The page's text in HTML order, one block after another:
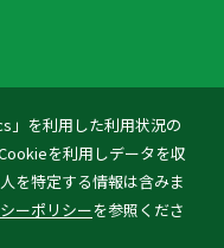
」を利用した利用状況の
を利用しデータを収
を特定する情報は含みま
ーポリシーを参照くださ